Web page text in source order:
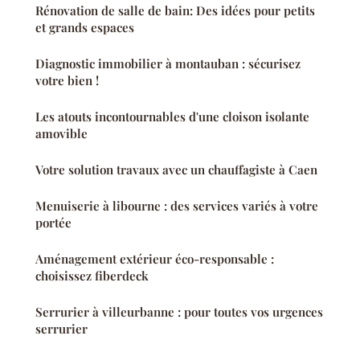
Rénovation de salle de bain: Des idées pour petits
et grands espaces
Diagnostic immobilier à montauban : sécurisez
votre bien !
Les atouts incontournables d'une cloison isolante
amovible
Votre solution travaux avec un chauffagiste à Caen
Menuiserie à libourne : des services variés à votre
portée
Aménagement extérieur éco-responsable :
choisissez fiberdeck
Serrurier à villeurbanne : pour toutes vos urgences
serrurier